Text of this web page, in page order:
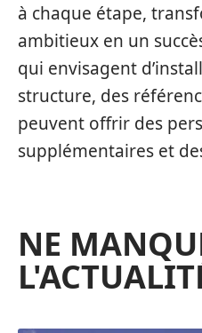
à chaque étape,
ambitieux en un
qui envisagent
structure, des
peuvent offrir des
supplémentaires et
NE